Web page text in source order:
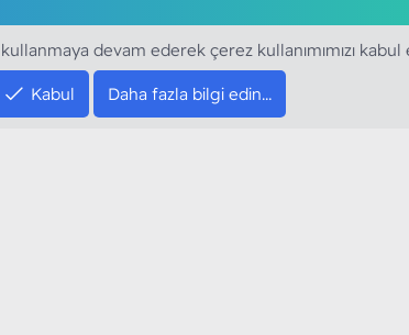
devam ederek çerez kullanımımızı
Kabul Daha fazla bilgi edin…